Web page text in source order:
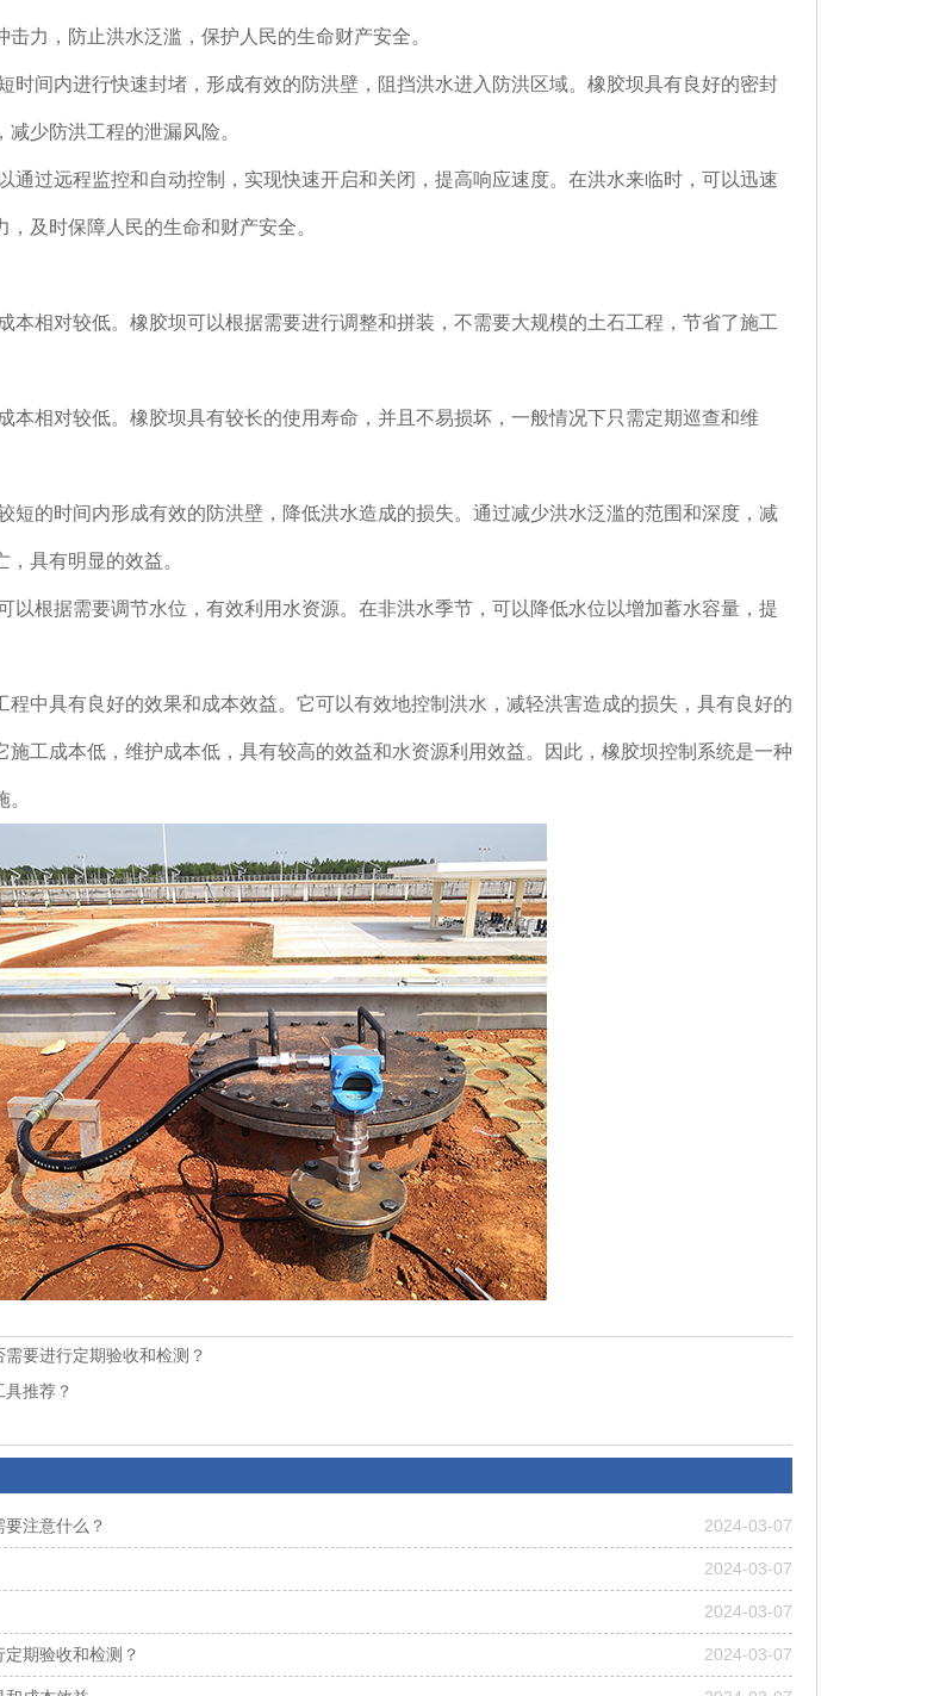
力，防止洪水泛滥，保护人民的生命财产安全。
时间内进行快速封堵，形成有效的防洪壁，阻挡洪水进入防洪区域。橡胶坝具有良好的密封
少防洪工程的泄漏风险。
通过远程监控和自动控制，实现快速开启和关闭，提高响应速度。在洪水来临时，可以迅速
及时保障人民的生命和财产安全。
本相对较低。橡胶坝可以根据需要进行调整和拼装，不需要大规模的土石工程，节省了施工
本相对较低。橡胶坝具有较长的使用寿命，并且不易损坏，一般情况下只需定期巡查和维
短的时间内形成有效的防洪壁，降低洪水造成的损失。通过减少洪水泛滥的范围和深度，减
具有明显的效益。
以根据需要调节水位，有效利用水资源。在非洪水季节，可以降低水位以增加蓄水容量，提
程中具有良好的效果和成本效益。它可以有效地控制洪水，减轻洪害造成的损失，具有良好的
施工成本低，维护成本低，具有较高的效益和水资源利用效益。因此，橡胶坝控制系统是一种
要进行定期验收和检测？
推荐？
注意什么？ 2024-03-07
2024-03-07
2024-03-07
期验收和检测？ 2024-03-07